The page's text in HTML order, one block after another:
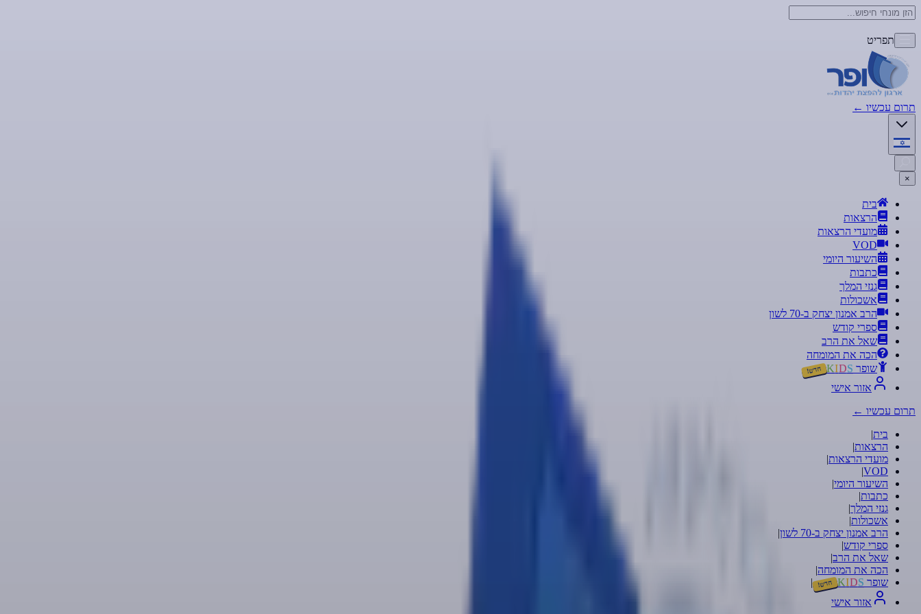
תפריט
תרום עכשיו ←
×
בית
הרצאות
מועדי הרצאות
VOD
השיעור היומי
כתבות
גנזי המלך
אשכולות
הרב אמנון יצחק ב-70 לשון
ספרי קודש
שאל את הרב
הכה את המומחה
שופר
KIDS חדש!
אזור אישי
תרום עכשיו ←
בית|
הרצאות|
מועדי הרצאות|
VOD
|
השיעור היומי|
כתבות|
גנזי המלך|
אשכולות|
הרב אמנון יצחק ב-70 לשון
|
ספרי קודש|
שאל את הרב|
הכה את המומחה|
שופר
KIDS חדש! |
אזור אישי